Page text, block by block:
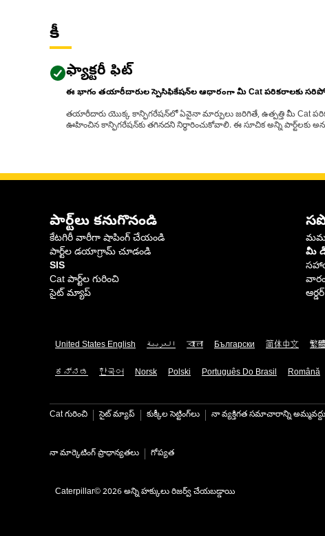
కీ
ఫ్యాక్టరీ ఫిట్
ఈ భాగం తయారీదారుల స్పెసిఫికేషన్‌ల ఆధారంగా మీ Cat పరికరాలకు
తయారీదారు యొక్క కాన్ఫిగరేషన్‌లో ఏవైనా మార్పులు జరిగితే, ఉత్పత్తి మీ Cat
ఊహించిన కాన్ఫిగరేషన్‌కు తగినదని నిర్ధారించుకోవాలి. ఈ సూచిక అన్ని పార్ట్‌లకు
పార్ట్‌లు కనుగొనండి
కేటగిరీ వారీగా షాపింగ్ చేయండి
పార్ట్‌ల డయాగ్రామ్ చూడండి
SIS
Cat పార్ట్‌ల గురించి
సైట్ మ్యాప్
మీ
United States English العربية বাংলা Български 简体中文 繁
ಕನ್ನಡ 한국어 Norsk Polski Português Do Brasil Română
Cat గురించి సైట్ మ్యాప్ కుక్కీల సెట్టింగ్‌లు నా వ్యక్తిగత సమాచారాన్ని
నా మార్కెటింగ్ ప్రాధాన్యతలు గోప్యత
Caterpillar© 2026 అన్ని హక్కులు రిజర్వ్ చేయబడ్డాయి